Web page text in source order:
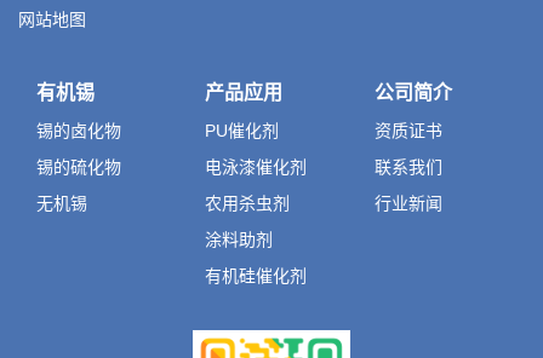
网站地图
有机锡
锡的卤化物
锡的硫化物
无机锡
产品应用
PU催化剂
电泳漆催化剂
农用杀虫剂
涂料助剂
有机硅催化剂
公司简介
资质证书
联系我们
行业新闻